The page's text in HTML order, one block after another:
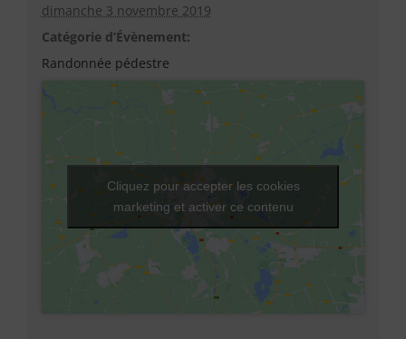
dimanche 3 novembre 2019
Catégorie d’Évènement:
Randonnée pédestre
Cliquez pour accepter les cookies
marketing et activer ce contenu